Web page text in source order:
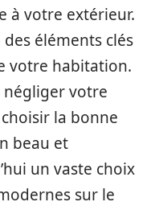
à votre extérieur.
éléments clés
votre habitation.
votre
la bonne
beau et
un vaste choix
sur le